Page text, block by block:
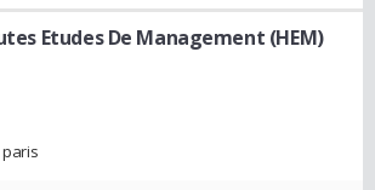
Etudes De Management (HEM)
paris